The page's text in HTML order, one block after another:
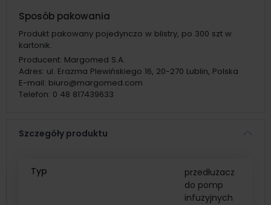
Sposób pakowania
Produkt pakowany pojedynczo w blistry, po 300 szt w
kartonik.
Producent: Margomed S.A.
Adres: ul. Erazma Plewińskiego 16, 20-270 Lublin, Polska
E-mail: biuro@margomed.com
Telefon: 0 48 817439633
Szczegóły produktu
Typ
przedłużacz
do pomp
infuzyjnych